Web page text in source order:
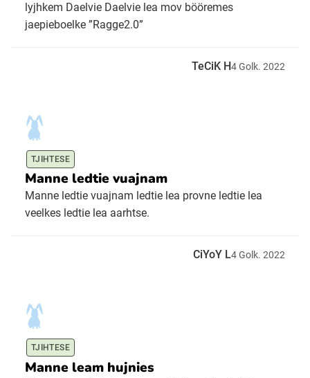
Kelderash (Romska)
lyjhkem Daelvie Daelvie lea mov bööremes
jaepieboelke ”Ragge2.0”
TeCiK H4Golk. 2022
TJIHTESE
Manne ledtie vuajnam
Manne ledtie vuajnam ledtie lea provne ledtie lea
veelkes ledtie lea aarhtse.
CiYoY L4Golk. 2022
TJIHTESE
Manne leam hujnies